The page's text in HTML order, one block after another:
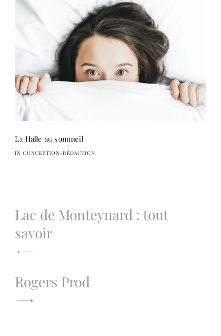
La Halle au sommeil
IN CONCEPTION-RÉDACTION
Lac de Monteynard : tout
savoir
Rogers Prod